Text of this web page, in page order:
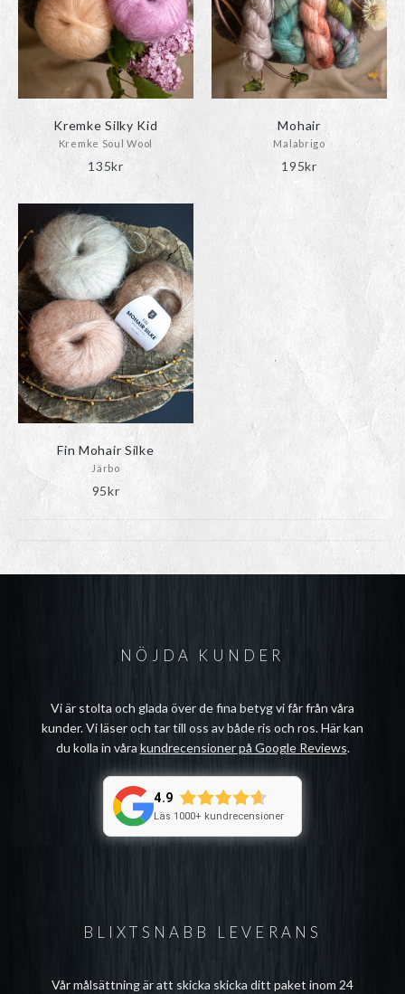
Kremke Silky Kid
Kremke Soul Wool
135kr
Mohair
Malabrigo
195kr
Fin Mohair Silke
Järbo
95kr
BLIXTSNABB LEVERANS
Vår målsättning är att skicka skicka ditt paket inom 24
NÖJDA KUNDER
Vi är stolta och glada över de fina betyg vi får från våra
kunder. Vi läser och tar till oss av både ris och ros. Här kan
du kolla in våra kundrecensioner på Google Reviews.
4.9
Läs 1000+ kundrecensioner